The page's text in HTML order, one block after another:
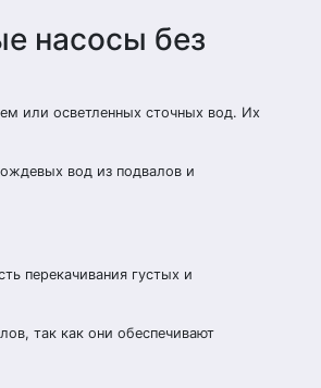
насосы без
или осветленных сточных вод. Их
вод из подвалов и
перекачивания густых и
так как они обеспечивают